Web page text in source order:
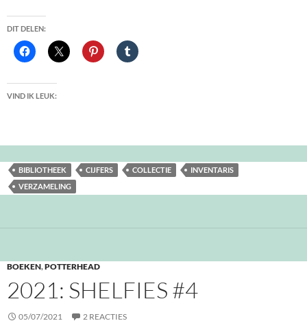
DIT DELEN:
VIND IK LEUK:
BIBLIOTHEEK CIJFERS COLLECTIE
INVENTARIS
VERZAMELING
BOEKEN,POTTERHEAD
2021: SHELFIES #4
05/07/2021 2 REACTIES